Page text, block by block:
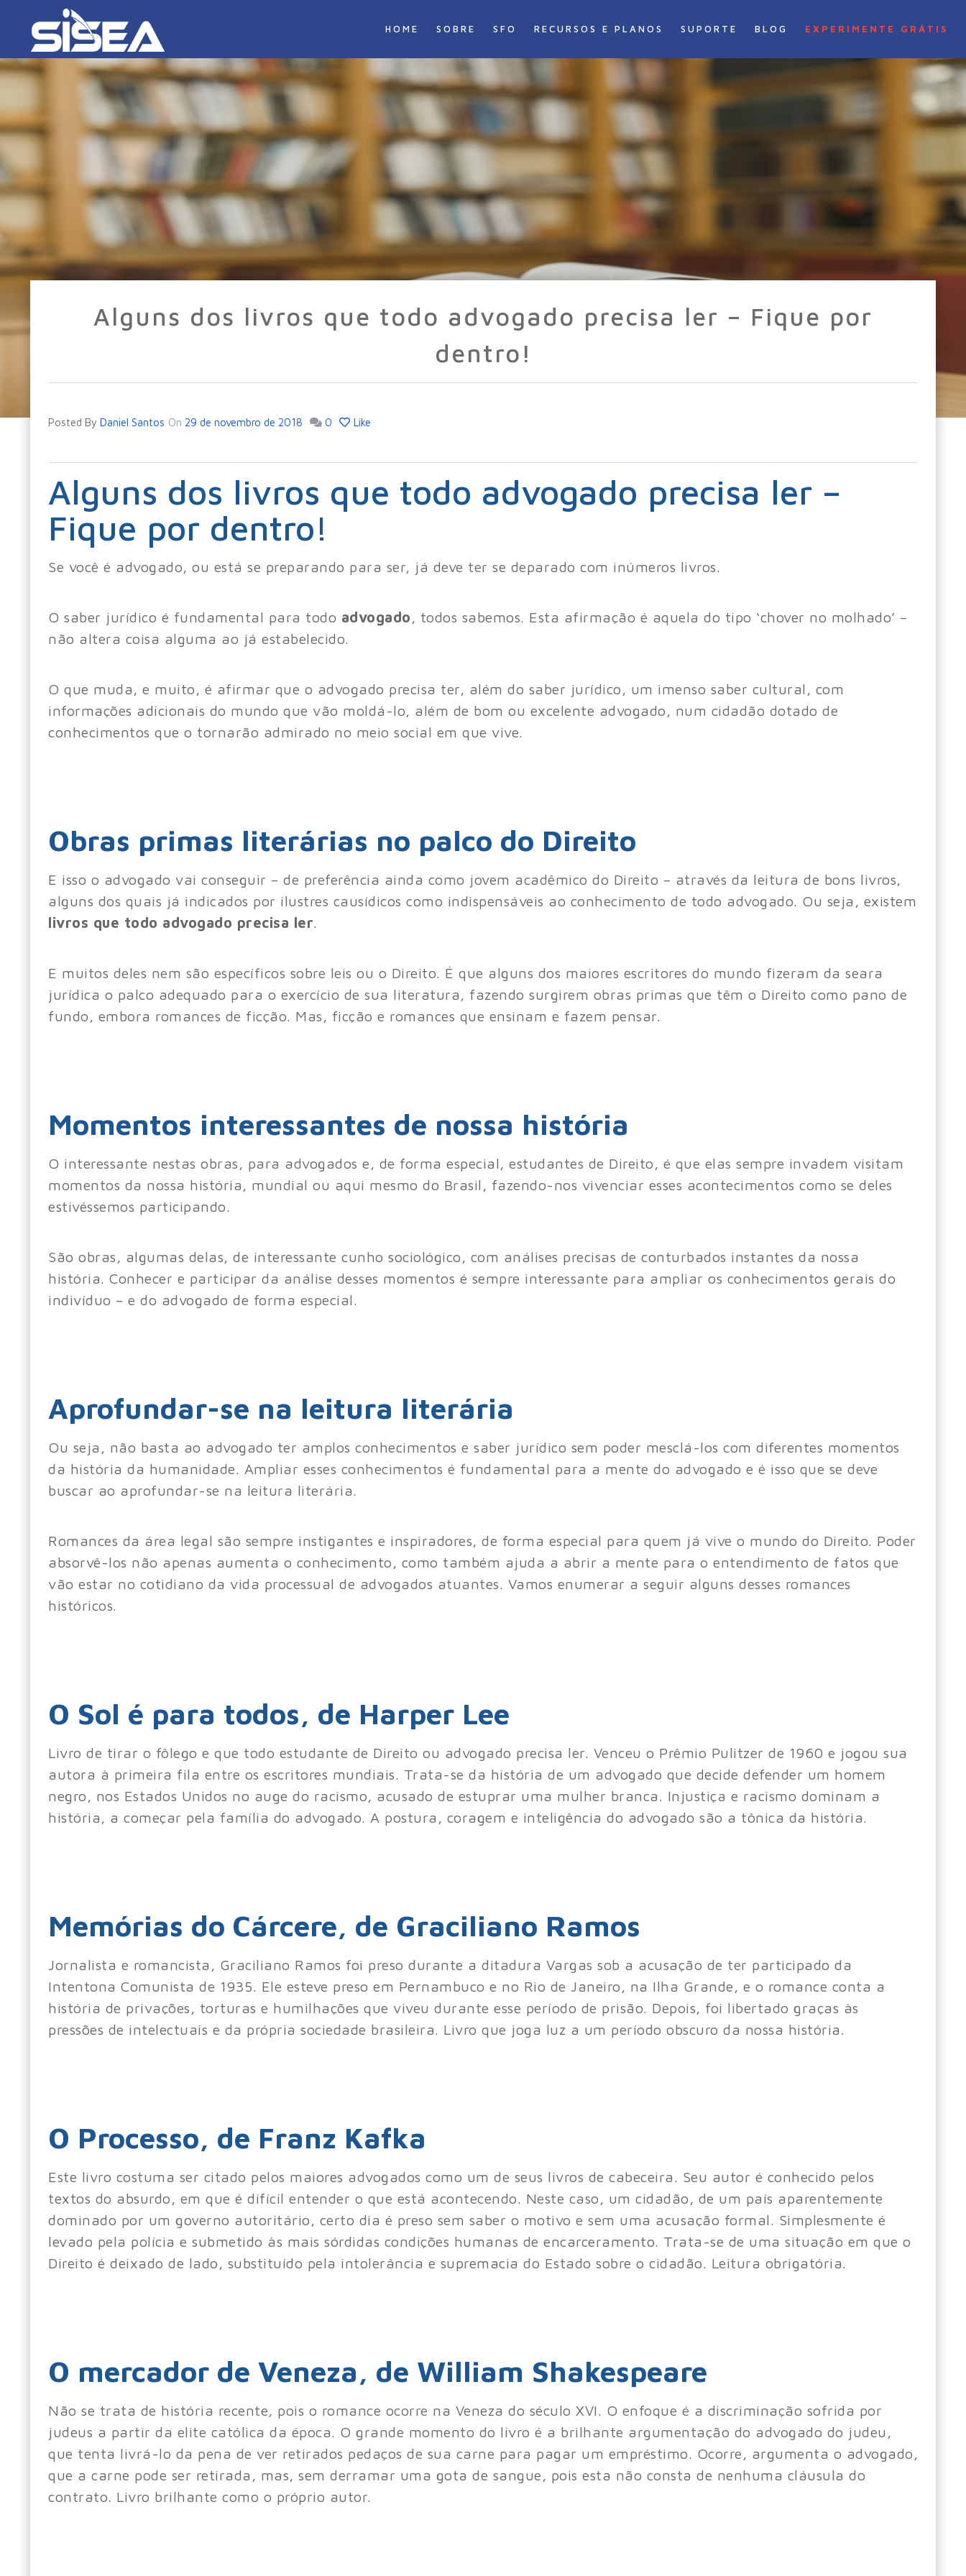
HOME SOBRE SFO RECURSOS E PLANOS SUPORTE BLOG EXPERIMENTE GRÁTIS
Alguns dos livros que todo advogado precisa ler – Fique por
dentro!
Posted By Daniel Santos On 29 de novembro de 2018 0 Like
Alguns dos livros que todo advogado precisa ler –
Fique por dentro!
Se você é advogado, ou está se preparando para ser, já deve ter se deparado com inúmeros livros.
O saber jurídico é fundamental para todo advogado, todos sabemos. Esta afirmação é aquela do tipo ‘chover no molhado’ –
não altera coisa alguma ao já estabelecido.
O que muda, e muito, é afirmar que o advogado precisa ter, além do saber jurídico, um imenso saber cultural, com
informações adicionais do mundo que vão moldá-lo, além de bom ou excelente advogado, num cidadão dotado de
conhecimentos que o tornarão admirado no meio social em que vive.
Obras primas literárias no palco do Direito
E isso o advogado vai conseguir – de preferência ainda como jovem acadêmico do Direito – através da leitura de bons livros,
alguns dos quais já indicados por ilustres causídicos como indispensáveis ao conhecimento de todo advogado. Ou seja, existem
livros que todo advogado precisa ler.
E muitos deles nem são específicos sobre leis ou o Direito. É que alguns dos maiores escritores do mundo fizeram da seara
jurídica o palco adequado para o exercício de sua literatura, fazendo surgirem obras primas que têm o Direito como pano de
fundo, embora romances de ficção. Mas, ficção e romances que ensinam e fazem pensar.
Momentos interessantes de nossa história
O interessante nestas obras, para advogados e, de forma especial, estudantes de Direito, é que elas sempre invadem visitam
momentos da nossa história, mundial ou aqui mesmo do Brasil, fazendo-nos vivenciar esses acontecimentos como se deles
estivéssemos participando.
São obras, algumas delas, de interessante cunho sociológico, com análises precisas de conturbados instantes da nossa
história. Conhecer e participar da análise desses momentos é sempre interessante para ampliar os conhecimentos gerais do
indivíduo – e do advogado de forma especial.
Aprofundar-se na leitura literária
Ou seja, não basta ao advogado ter amplos conhecimentos e saber jurídico sem poder mesclá-los com diferentes momentos
da história da humanidade. Ampliar esses conhecimentos é fundamental para a mente do advogado e é isso que se deve
buscar ao aprofundar-se na leitura literária.
Romances da área legal são sempre instigantes e inspiradores, de forma especial para quem já vive o mundo do Direito. Poder
absorvê-los não apenas aumenta o conhecimento, como também ajuda a abrir a mente para o entendimento de fatos que
vão estar no cotidiano da vida processual de advogados atuantes. Vamos enumerar a seguir alguns desses romances
históricos.
O Sol é para todos, de Harper Lee
Livro de tirar o fôlego e que todo estudante de Direito ou advogado precisa ler. Venceu o Prêmio Pulitzer de 1960 e jogou sua
autora à primeira fila entre os escritores mundiais. Trata-se da história de um advogado que decide defender um homem
negro, nos Estados Unidos no auge do racismo, acusado de estuprar uma mulher branca. Injustiça e racismo dominam a
história, a começar pela família do advogado. A postura, coragem e inteligência do advogado são a tônica da história.
Memórias do Cárcere, de Graciliano Ramos
Jornalista e romancista, Graciliano Ramos foi preso durante a ditadura Vargas sob a acusação de ter participado da
Intentona Comunista de 1935. Ele esteve preso em Pernambuco e no Rio de Janeiro, na Ilha Grande, e o romance conta a
história de privações, torturas e humilhações que viveu durante esse período de prisão. Depois, foi libertado graças às
pressões de intelectuais e da própria sociedade brasileira. Livro que joga luz a um período obscuro da nossa história.
O Processo, de Franz Kafka
Este livro costuma ser citado pelos maiores advogados como um de seus livros de cabeceira. Seu autor é conhecido pelos
textos do absurdo, em que é difícil entender o que está acontecendo. Neste caso, um cidadão, de um país aparentemente
dominado por um governo autoritário, certo dia é preso sem saber o motivo e sem uma acusação formal. Simplesmente é
levado pela polícia e submetido às mais sórdidas condições humanas de encarceramento. Trata-se de uma situação em que o
Direito é deixado de lado, substituído pela intolerância e supremacia do Estado sobre o cidadão. Leitura obrigatória.
O mercador de Veneza, de William Shakespeare
Não se trata de história recente, pois o romance ocorre na Veneza do século XVI. O enfoque é a discriminação sofrida por
judeus a partir da elite católica da época. O grande momento do livro é a brilhante argumentação do advogado do judeu,
que tenta livrá-lo da pena de ver retirados pedaços de sua carne para pagar um empréstimo. Ocorre, argumenta o advogado,
que a carne pode ser retirada, mas, sem derramar uma gota de sangue, pois esta não consta de nenhuma cláusula do
contrato. Livro brilhante como o próprio autor.